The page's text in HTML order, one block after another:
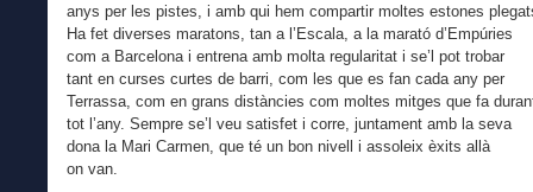
anys per les pistes, i amb qui hem compartir moltes estones
Ha fet diverses maratons, tan a l’Escala, a la marató d’Empúries
com a Barcelona i entrena amb molta regularitat i se’l pot trobar
tant en curses curtes de barri, com les que es fan cada any per
Terrassa, com en grans distàncies com moltes mitges que fa
tot l’any. Sempre se’l veu satisfet i corre, juntament amb la seva
dona la Mari Carmen, que té un bon nivell i assoleix èxits allà
on van.